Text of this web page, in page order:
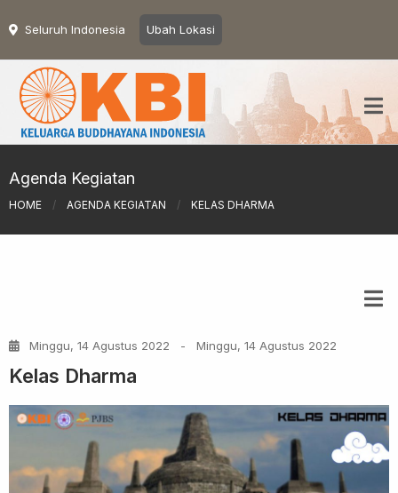
Seluruh Indonesia Ubah Lokasi
Agenda Kegiatan
HOME / AGENDA KEGIATAN / KELAS DHARMA
Minggu, 14 Agustus 2022 - Minggu, 14 Agustus 2022
Kelas Dharma